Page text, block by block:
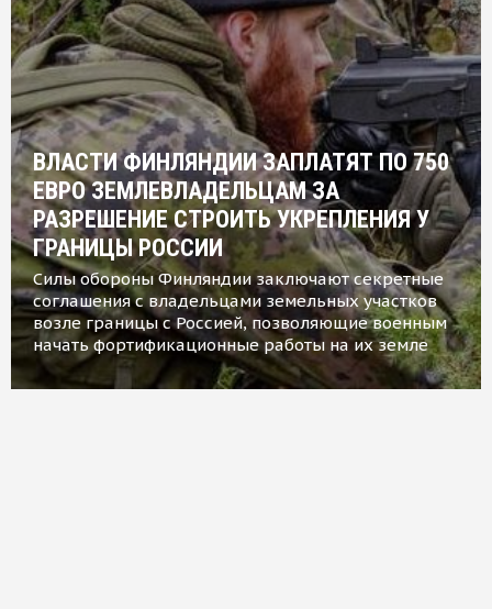
ВЛАСТИ ФИНЛЯНДИИ ЗАПЛАТЯТ ПО 750
ЕВРО ЗЕМЛЕВЛАДЕЛЬЦАМ ЗА
РАЗРЕШЕНИЕ СТРОИТЬ УКРЕПЛЕНИЯ У
ГРАНИЦЫ РОССИИ
Силы обороны Финляндии заключают секретные
соглашения с владельцами земельных участков
возле границы с Россией, позволяющие военным
начать фортификационные работы на их земле